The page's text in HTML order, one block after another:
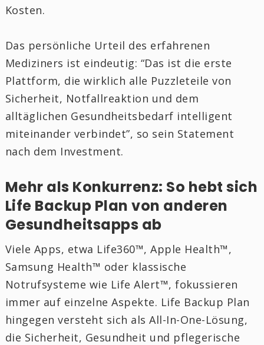
Kosten.
Das persönliche Urteil des erfahrenen
Mediziners ist eindeutig: “Das ist die erste
Plattform, die wirklich alle Puzzleteile von
Sicherheit, Notfallreaktion und dem
alltäglichen Gesundheitsbedarf intelligent
miteinander verbindet”, so sein Statement
nach dem Investment.
Mehr als Konkurrenz: So hebt sich
Life Backup Plan von anderen
Gesundheitsapps ab
Viele Apps, etwa Life360™, Apple Health™,
Samsung Health™ oder klassische
Notrufsysteme wie Life Alert™, fokussieren
immer auf einzelne Aspekte. Life Backup Plan
hingegen versteht sich als All-In-One-Lösung,
die Sicherheit, Gesundheit und pflegerische